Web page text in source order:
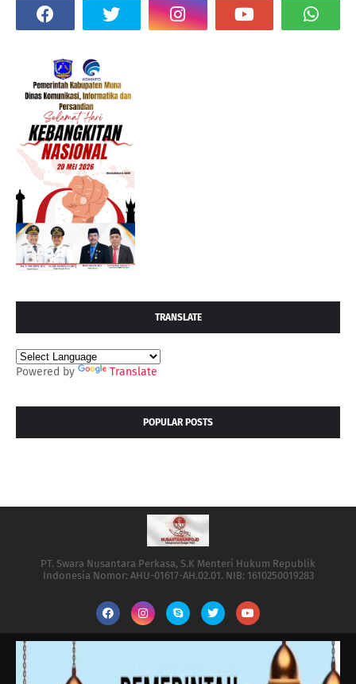
TRANSLATE
Powered by Translate
POPULAR POSTS
PT. Swara Nusantara Perkasa, S.K Menteri Hukum Republik
Indonesia Nomor: AHU-01617-AH.02.01. NIB: 1610250019283